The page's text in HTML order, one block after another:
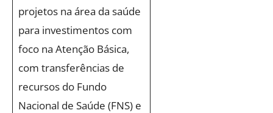
projetos na área da saúde
para investimentos com
foco na Atenção Básica,
com transferências de
recursos do Fundo
Nacional de Saúde (FNS) e